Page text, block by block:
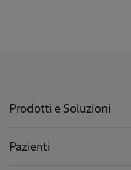
Prodotti e Soluzioni
Pazienti